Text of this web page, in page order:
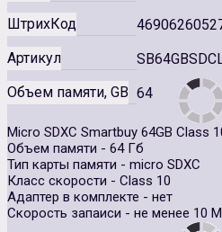
ШтрихКод
Артикул
Объем памяти, GB 64
Micro SDXC Smartbuy 64GB Class
Объем памяти - 64 Гб
Тип карты памяти - micro SDXC
Класс скорости - Class 10
Адаптер в комплекте - нет
Скорость запаиси - не менее 10